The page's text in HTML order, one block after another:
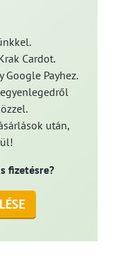
Cardot.
Google Payhez.
után,
fizetésre?